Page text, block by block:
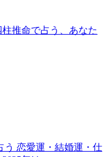
柱推命で占う、あなた
う 恋愛運・結婚運・仕